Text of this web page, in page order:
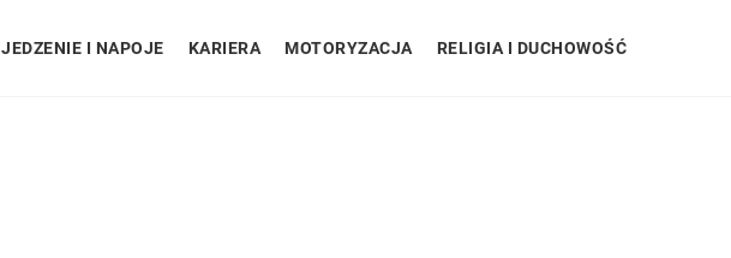
JEDZENIE I NAPOJE KARIERA MOTORYZACJA RELIGIA I DUCHOWOŚĆ